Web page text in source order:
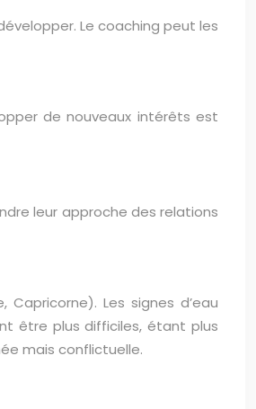
Le coaching peut les
de nouveaux intérêts est
leur approche des relations
Les signes d’eau
être plus difficiles, étant plus
mais conflictuelle.